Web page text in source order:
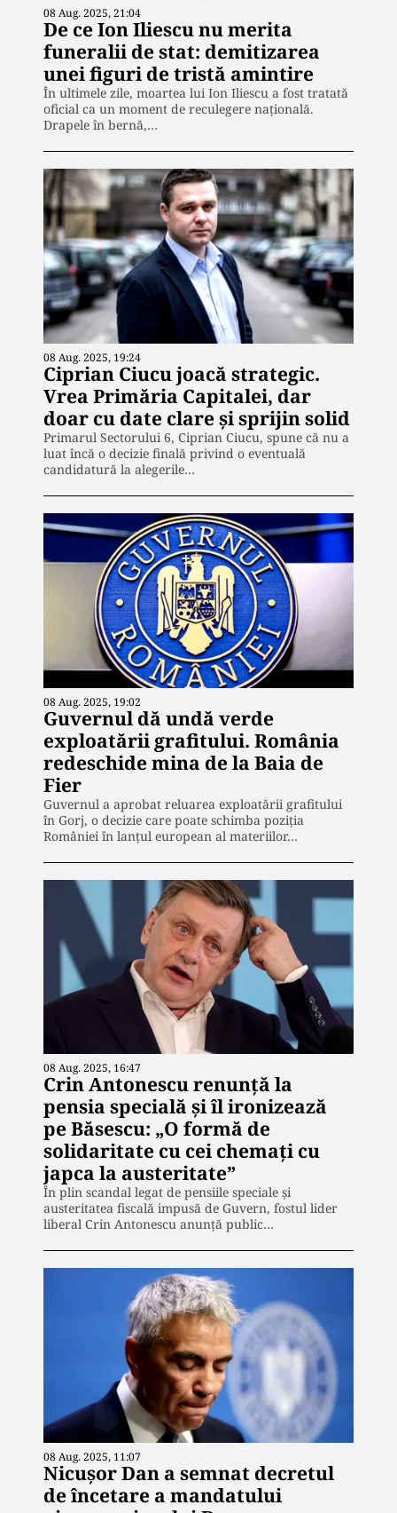
08 Aug. 2025, 21:04
De ce Ion Iliescu nu merita
funeralii de stat: demitizarea
unei figuri de tristă amintire
În ultimele zile, moartea lui Ion Iliescu a fost tratată
oficial ca un moment de reculegere națională.
Drapele în bernă,…
08 Aug. 2025, 19:24
Ciprian Ciucu joacă strategic.
Vrea Primăria Capitalei, dar
doar cu date clare și sprijin solid
Primarul Sectorului 6, Ciprian Ciucu, spune că nu a
luat încă o decizie finală privind o eventuală
candidatură la alegerile…
08 Aug. 2025, 19:02
Guvernul dă undă verde
exploatării grafitului. România
redeschide mina de la Baia de
Fier
Guvernul a aprobat reluarea exploatării grafitului
în Gorj, o decizie care poate schimba poziția
României în lanțul european al materiilor…
08 Aug. 2025, 16:47
Crin Antonescu renunță la
pensia specială și îl ironizează
pe Băsescu: „O formă de
solidaritate cu cei chemați cu
japca la austeritate”
În plin scandal legat de pensiile speciale și
austeritatea fiscală impusă de Guvern, fostul lider
liberal Crin Antonescu anunță public…
08 Aug. 2025, 11:07
Nicușor Dan a semnat decretul
de încetare a mandatului